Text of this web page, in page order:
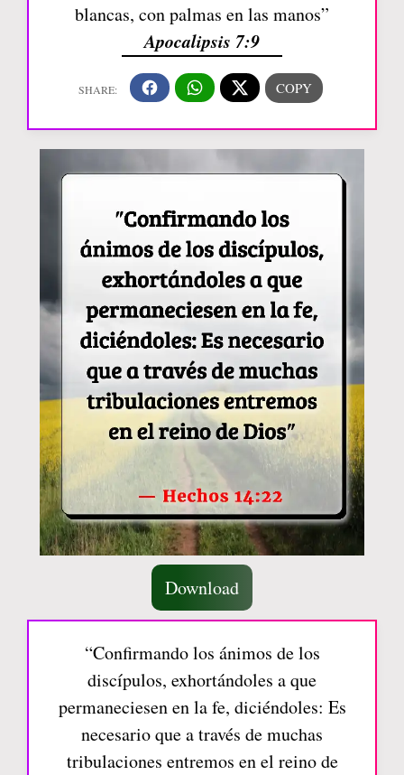
blancas, con palmas en las manos”
Apocalipsis 7:9
Download
“Confirmando los ánimos de los
discípulos, exhortándoles a que
permaneciesen en la fe, diciéndoles: Es
necesario que a través de muchas
tribulaciones entremos en el reino de